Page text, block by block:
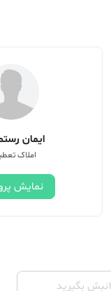
ایمان
املاک
نمایش